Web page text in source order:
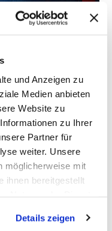
und Anzeigen zu
Medien anbieten
Website zu
zu Ihrer
Partner für
weiter. Unsere
möglicherweise mit
ihnen bereitgestellt
ein. Alle weiteren
Details zeigen